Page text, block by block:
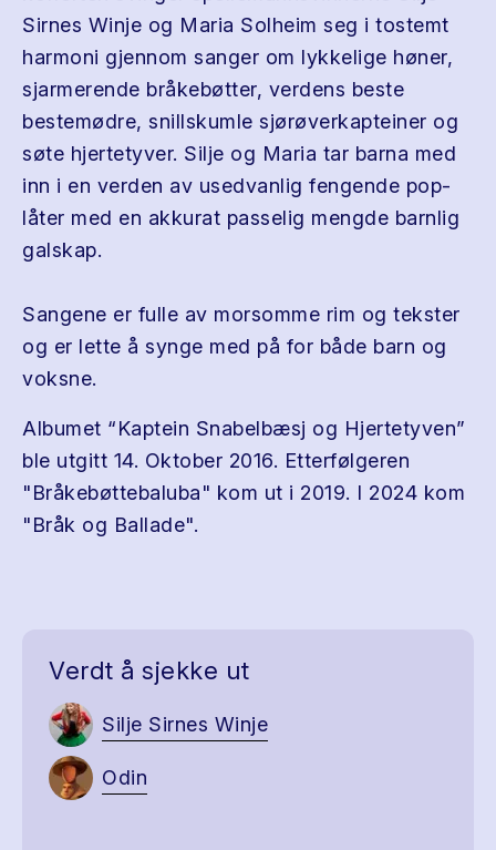
Sirnes Winje og Maria Solheim seg i tostemt
harmoni gjennom sanger om lykkelige høner,
sjarmerende bråkebøtter, verdens beste
bestemødre, snillskumle sjørøverkapteiner og
søte hjertetyver. Silje og Maria tar barna med
inn i en verden av usedvanlig fengende pop-
låter med en akkurat passelig mengde barnlig
galskap.
Sangene er fulle av morsomme rim og tekster
og er lette å synge med på for både barn og
voksne.
Albumet “Kaptein Snabelbæsj og Hjertetyven”
ble utgitt 14. Oktober 2016. Etterfølgeren
"Bråkebøttebaluba" kom ut i 2019. I 2024 kom
"Bråk og Ballade".
Verdt å sjekke ut
Silje Sirnes Winje
Odin